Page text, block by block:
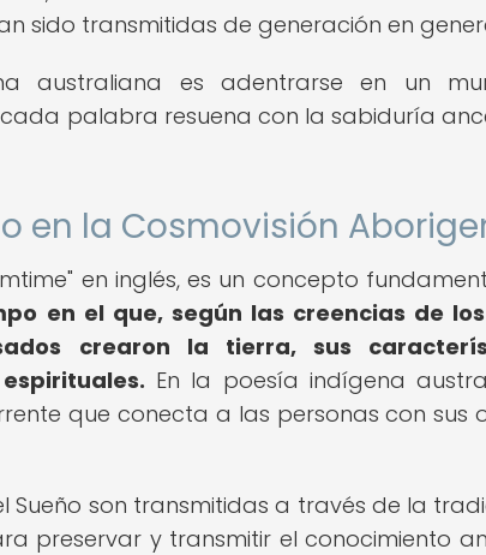
sido transmitidas de generación en
australiana es adentrarse en un
palabra resuena con la sabiduría
en la Cosmovisión
en inglés, es un concepto
en el que, según las creencias de
crearon la tierra, sus
En la poesía indígena
que conecta a las personas con sus
Sueño son transmitidas a través de la
preservar y transmitir el conocimiento